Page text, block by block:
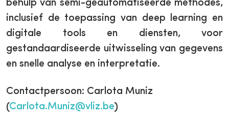
behulp van semi-geautomatiseerde methodes,
inclusief de toepassing van deep learning en
digitale tools en diensten, voor
gestandaardiseerde uitwisseling van gegevens
en snelle analyse en interpretatie.
Contactpersoon: Carlota Muniz
(Carlota.Muniz@vliz.be)